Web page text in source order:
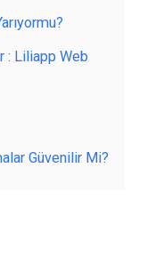
: Liliapp Web
Güvenilir Mi?